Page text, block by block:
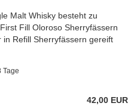
Malt Whisky besteht zu
Fill Oloroso Sherryfässern
in Refill Sherryfässern gereift
Tage
42,00 EUR